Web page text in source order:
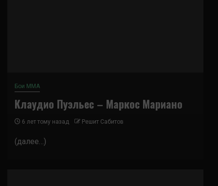
Бои ММА
Клаудио Пуэльес – Маркос Мариано
6 лет тому назад Решит Сабитов
(далее…)